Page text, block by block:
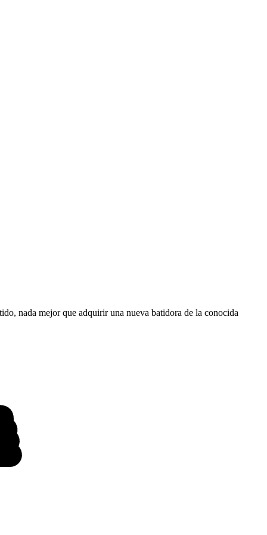
nada mejor que adquirir una nueva batidora de la conocida